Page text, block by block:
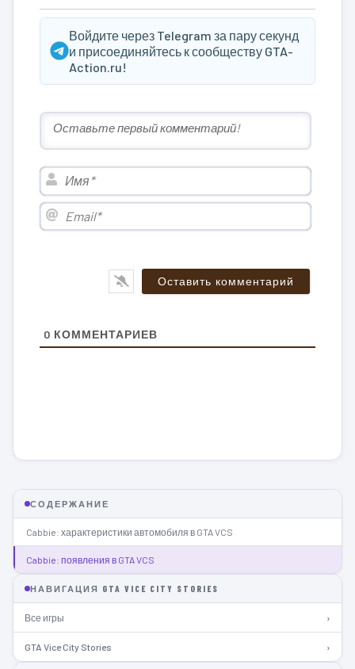
Войдите через Telegram за пару секунд
и присоединяйтесь к сообществу GTA-
Action.ru!
Имя*
Email*
0 КОММЕНТАРИЕВ
СОДЕРЖАНИЕ
Cabbie: характеристики автомобиля в GTA VCS
Cabbie: появления в GTA VCS
НАВИГАЦИЯ GTA VICE CITY STORIES
Все игры ›
GTA Vice City Stories ›